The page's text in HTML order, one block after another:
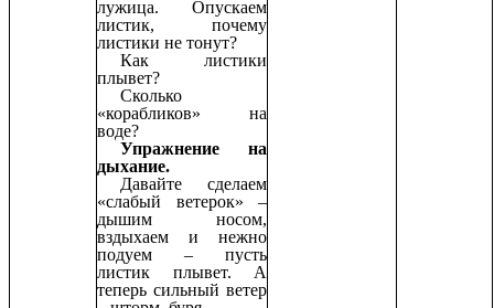
лужица. Опускаем
листик, почему
листики не тонут?
Как листики
плывет?
Сколько
«корабликов» на
воде?
Упражнение на
дыхание.
Давайте сделаем
«слабый ветерок» –
дышим носом,
вздыхаем и нежно
подуем – пусть
листик плывет. А
теперь сильный ветер